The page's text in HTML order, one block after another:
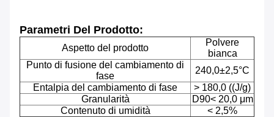
Parametri Del Prodotto:
Aspetto del prodotto
Polvere
bianca
Punto di fusione del cambiamento di
fase
240,0±2,5°C
Entalpia del cambiamento di fase
> 180,0 ((J/g)
Granularità
D90< 20,0 μm
Contenuto di umidità
< 2,5%